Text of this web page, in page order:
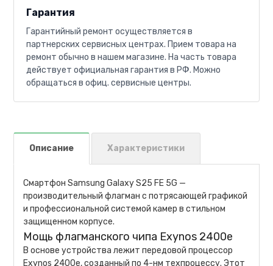
Гарантия
Гарантийный ремонт осуществляется в
партнерских сервисных центрах. Прием товара на
ремонт обычно в нашем магазине. На часть товара
действует официальная гарантия в РФ. Можно
обращаться в офиц. сервисные центры.
Описание Характеристики
Смартфон Samsung Galaxy S25 FE 5G —
производительный флагман с потрясающей графикой
и профессиональной системой камер в стильном
защищенном корпусе.
Мощь флагманского чипа Exynos 2400e
В основе устройства лежит передовой процессор
Exynos 2400e, созданный по 4-нм техпроцессу. Этот